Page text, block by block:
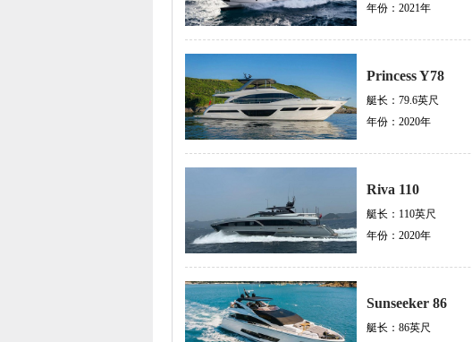
年份： 2021年
Princess Y78
艇长： 79.6英尺
年份： 2020年
Riva 110
艇长： 110英尺
年份： 2020年
Sunseeker 86
艇长： 86英尺